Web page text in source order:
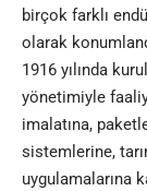
birçok farklı
olarak
1916 yılında
yönetimiyle
imalatına,
sistemlerine,
uygulamalarına